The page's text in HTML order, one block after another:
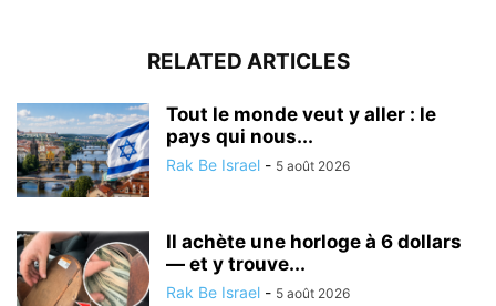
RELATED ARTICLES
Tout le monde veut y aller : le
pays qui nous...
Rak Be Israel - 5 août 2026
Il achète une horloge à 6 dollars
— et y trouve...
Rak Be Israel - 5 août 2026